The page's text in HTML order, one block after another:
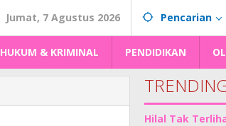
Jumat, 7 Agustus 2026 Pencarian
HUKUM & KRIMINAL PENDIDIKAN
Hilal Tak